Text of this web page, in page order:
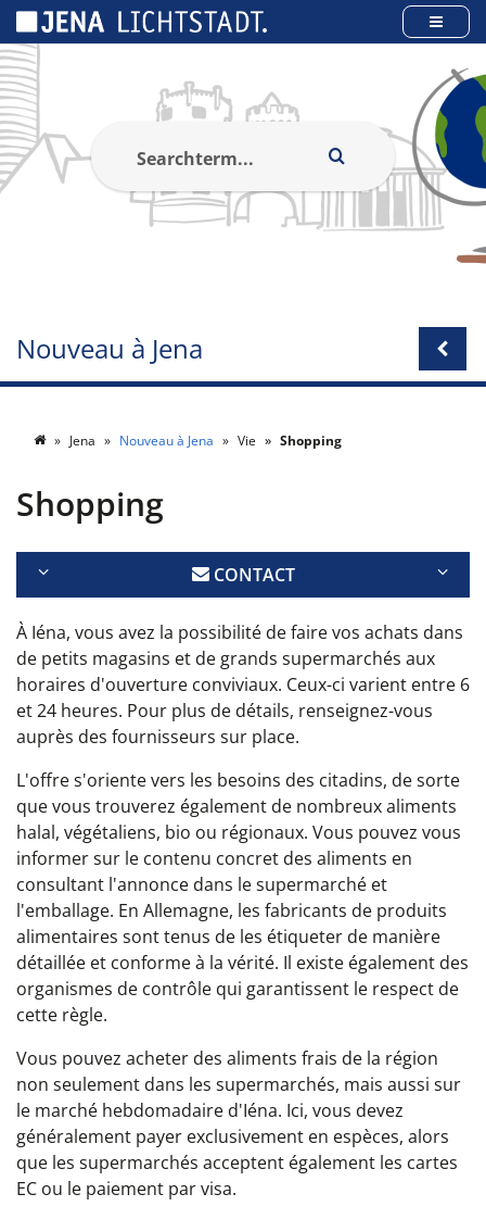
Nouveau à Jena
Jena Nouveau à Jena Vie Shopping
Shopping
CONTACT
À Iéna, vous avez la possibilité de faire vos achats dans
de petits magasins et de grands supermarchés aux
horaires d'ouverture conviviaux. Ceux-ci varient entre 6
et 24 heures. Pour plus de détails, renseignez-vous
auprès des fournisseurs sur place.
L'offre s'oriente vers les besoins des citadins, de sorte
que vous trouverez également de nombreux aliments
halal, végétaliens, bio ou régionaux. Vous pouvez vous
informer sur le contenu concret des aliments en
consultant l'annonce dans le supermarché et
l'emballage. En Allemagne, les fabricants de produits
alimentaires sont tenus de les étiqueter de manière
détaillée et conforme à la vérité. Il existe également des
organismes de contrôle qui garantissent le respect de
cette règle.
Vous pouvez acheter des aliments frais de la région
non seulement dans les supermarchés, mais aussi sur
le marché hebdomadaire d'Iéna. Ici, vous devez
généralement payer exclusivement en espèces, alors
que les supermarchés acceptent également les cartes
EC ou le paiement par visa.
Panneau de gestion des cookies